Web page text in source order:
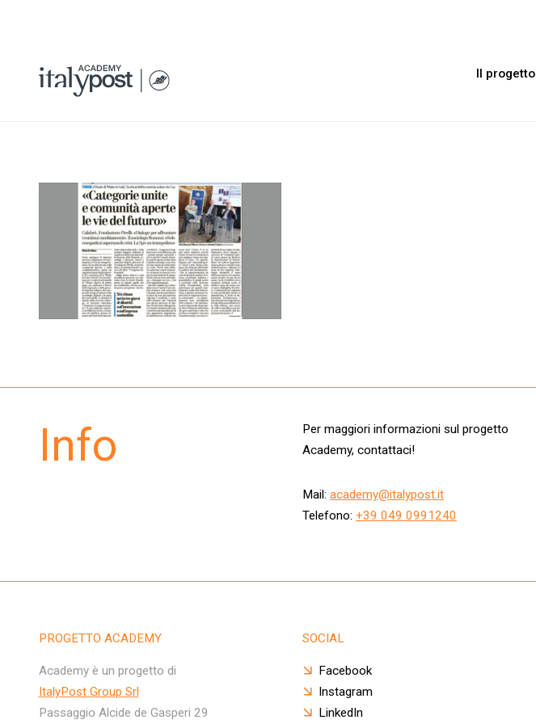
Il progetto
Info
Per maggiori informazioni sul progetto
Academy, contattaci!
Mail: academy@italypost.it
Telefono: +39 049 0991240
PROGETTO ACADEMY
Academy è un progetto di
ItalyPost Group Srl
Passaggio Alcide de Gasperi 29
SOCIAL
Facebook
Instagram
LinkedIn